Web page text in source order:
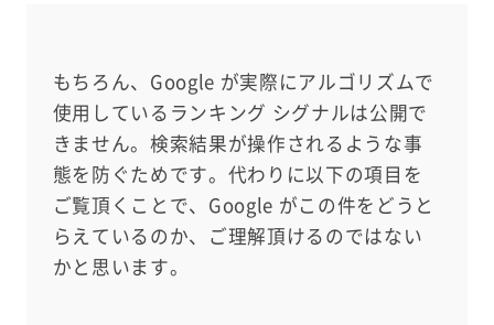
もちろん、Google が実際にアルゴリズムで
使用しているランキング シグナルは公開で
きません。検索結果が操作されるような事
態を防ぐためです。代わりに以下の項目を
ご覧頂くことで、Google がこの件をどうと
らえているのか、ご理解頂けるのではない
かと思います。